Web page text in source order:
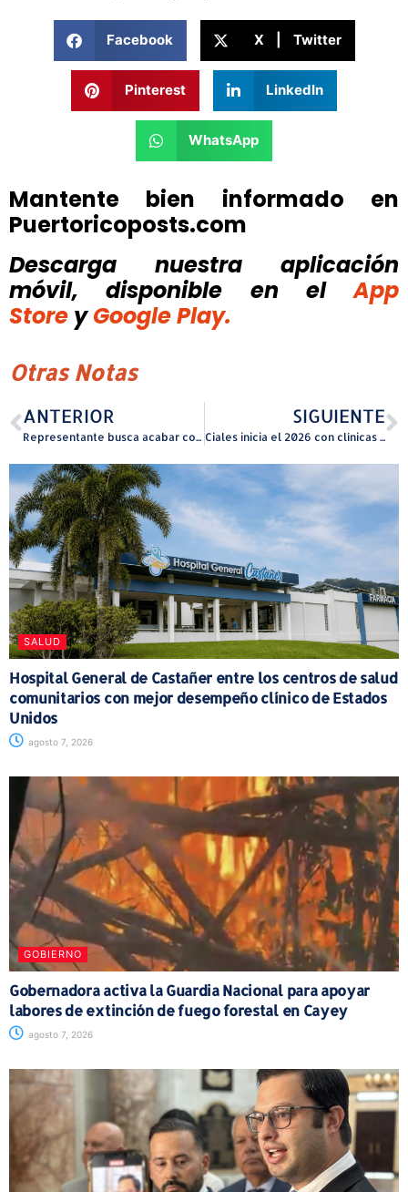
Facebook X | Twitter
Pinterest LinkedIn
WhatsApp
Mantente bien informado en
Puertoricoposts.com
Descarga nuestra aplicación
móvil, disponible
en el
App
Store y Google Play.
Otras Notas
ANTERIOR
Representante busca acabar con la práctica abusiva “en la compra de boletos para espectáculos públicos”
SIGUIENTE
Ciales inicia el 2026 con clínicas gratuitas de voleibol
SALUD
Hospital General de Castañer entre los centros de salud
comunitarios con mejor desempeño clínico de Estados
Unidos
agosto 7, 2026
GOBIERNO
Gobernadora activa la Guardia Nacional para apoyar
labores de extinción de fuego forestal en Cayey
agosto 7, 2026